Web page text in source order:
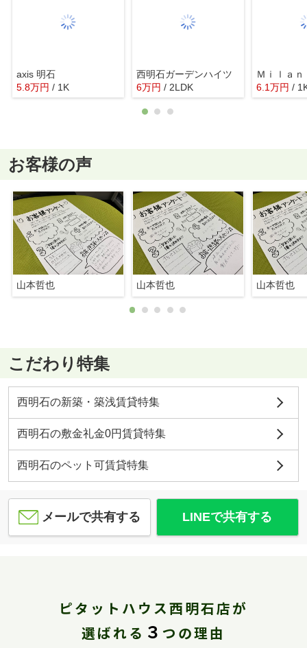
axis 明石
5.8万円 / 1K
西明石ガーデンハイツ
6万円 / 2LDK
Ｍｉｌａ
6.1万円 /
お客様の声
山本哲也 山本哲也 山本哲也
こだわり特集
西明石の新築・築浅賃貸特集
西明石の敷金礼金0円賃貸特集
西明石のペット可賃貸特集
メールで共有する LINEで共有する
ピタットハウス西明石店が
選ばれる ３ つの理由